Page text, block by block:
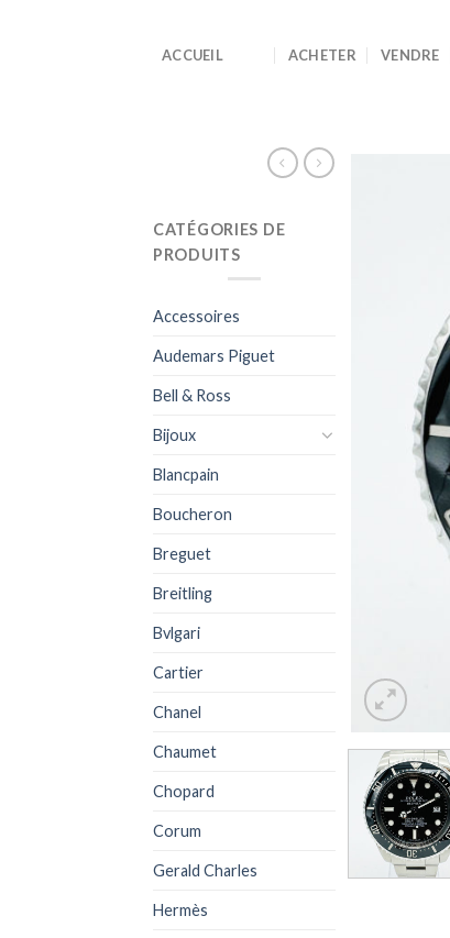
ACCUEIL ACHETER VENDRE
CATÉGORIES DE
PRODUITS
Accessoires
Audemars Piguet
Bell & Ross
Bijoux
Blancpain
Boucheron
Breguet
Breitling
Bvlgari
Cartier
Chanel
Chaumet
Chopard
Corum
Gerald Charles
Hermès